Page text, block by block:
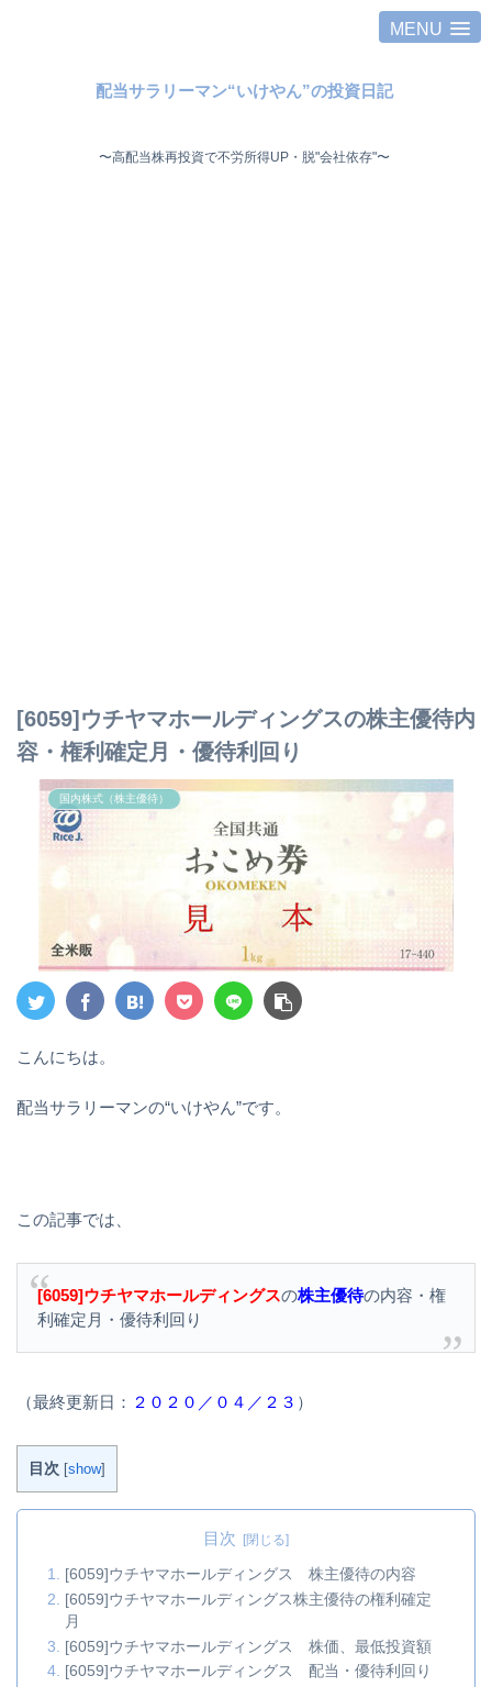
MENU
配当サラリーマン“いけやん”の投資日記 ​
〜高配当株再投資で不労所得UP・脱"会社依存"〜 ​
[6059]ウチヤマホールディングスの株主優待内
容・権利確定月・優待利回り
国内株式（株主優待）
こんにちは。
配当サラリーマンの“いけやん”です。
この記事では、
[6059]ウチヤマホールディングスの株主優待の内容・権
利確定月・優待利回り
（最終更新日： ２０２０／０４／２３ ）
目次 [show]
目次
[6059]ウチヤマホールディングス 株主優待の内容
[6059]ウチヤマホールディングス株主優待の権利確定
月
[6059]ウチヤマホールディングス 株価、最低投資額
[6059]ウチヤマホールディングス 配当・優待利回り